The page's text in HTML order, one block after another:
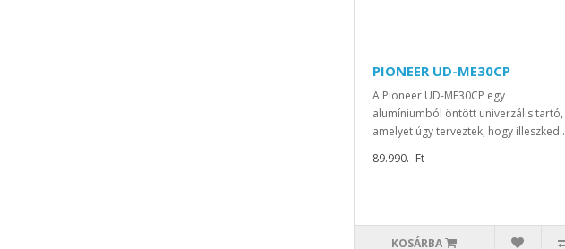
PIONEER UD-ME30CP
A Pioneer UD-ME30CP egy
alumíniumból öntött univerzális tartó,
amelyet úgy terveztek, hogy illeszked..
89.990.- Ft
KOSÁRBA